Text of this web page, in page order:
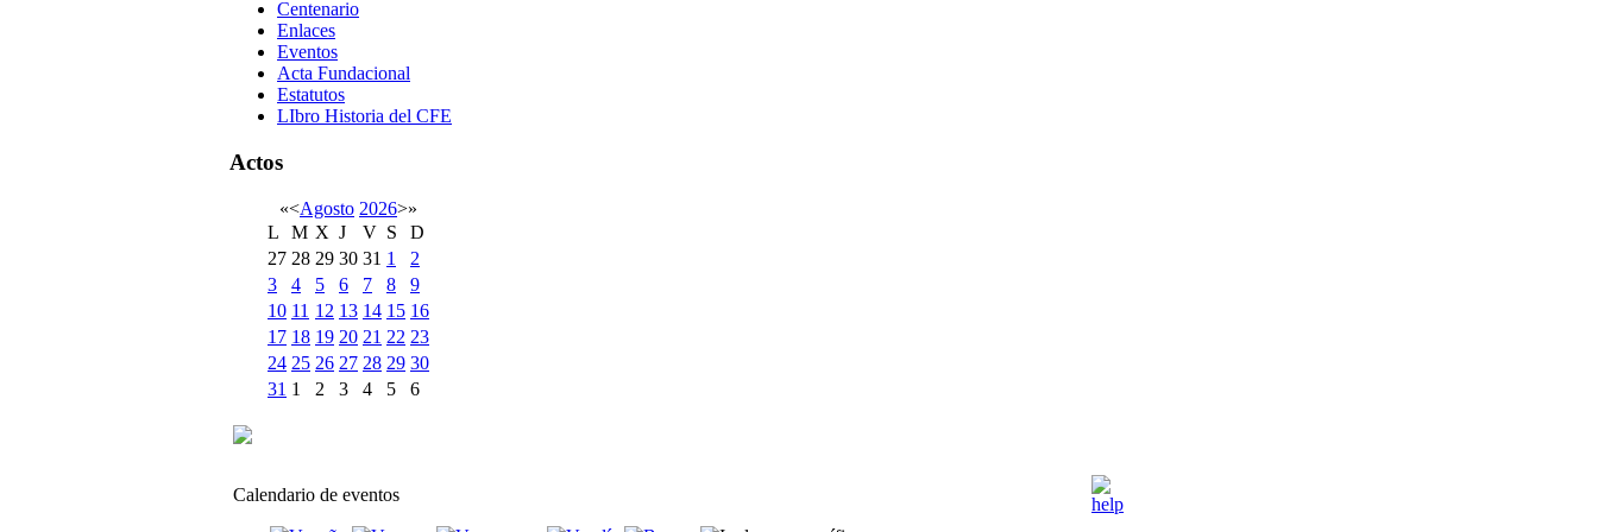
Centenario
Enlaces
Eventos
Acta Fundacional
Estatutos
LIbro Historia del CFE
Actos
«<Agosto 2026>»
L
M X J V S
D
27 28 29 30 31 1
2
3
4 5 6 7 8
9
10 11 12 13 14 15 16
17 18 19 20 21 22 23
24 25 26 27 28 29 30
31 1 2 3 4 5 6
Calendario de eventos